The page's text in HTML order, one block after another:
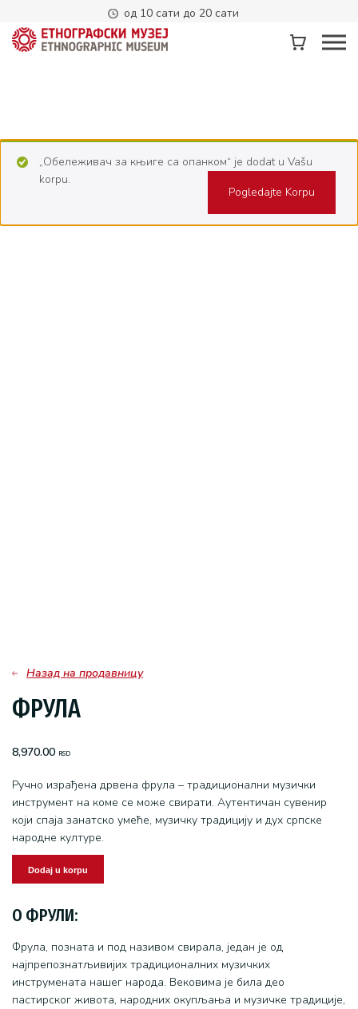
од 10 сати до 20 сати
„Обележивач за књиге са опанком“ je dodat u Vašu
korpu.
Pogledajte Korpu
Назад на продавницу
ФРУЛА
8,970.00 RSD
Ручно израђена дрвена фрула – традиционални музички
инструмент на коме се може свирати. Аутентичан сувенир
који спаја занатско умеће, музичку традицију и дух српске
народне културе.
Dodaj u korpu
О ФРУЛИ:
Фрула, позната и под називом свирала, један је од
најпрепознатљивијих традиционалних музичких
инструмената нашег народа. Вековима је била део
пастирског живота, народних окупљања и музичке традиције,